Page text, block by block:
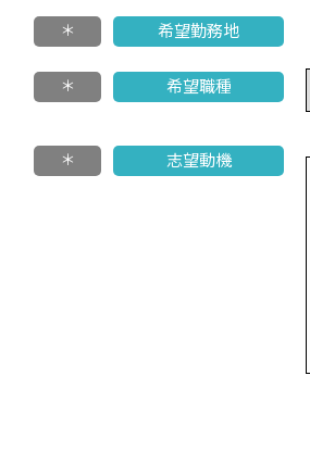
＊ 希望勤務地
＊ 希望職種
＊ 志望動機